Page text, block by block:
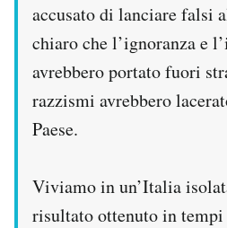
accusato di lanciare falsi
chiaro che l’ignoranza e
avrebbero portato fuori
razzismi avrebbero
Paese.
Viviamo in un’Italia
risultato ottenuto in tempi